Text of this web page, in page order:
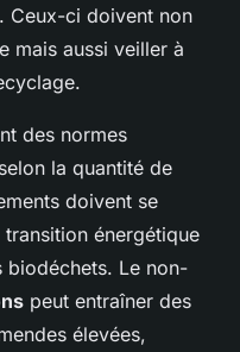
Ceux-ci doivent non
mais aussi veiller à
des normes
la quantité de
doivent se
énergétique
biodéchets. Le non-
peut entraîner des
élevées,